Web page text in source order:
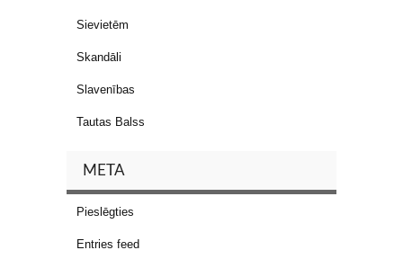
Sievietēm
Skandāli
Slavenības
Tautas Balss
META
Pieslēgties
Entries feed